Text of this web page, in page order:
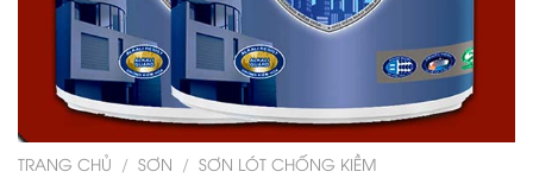
TRANG CHỦ / SƠN / SƠN LÓT CHỐNG KIỀM